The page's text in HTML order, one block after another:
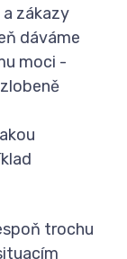
zákazy
dáváme
moci -
trochu